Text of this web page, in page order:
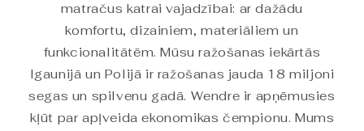
matračus katrai vajadzībai: ar dažādu
komfortu, dizainiem, materiāliem un
funkcionalitātēm. Mūsu ražošanas iekārtās
Igaunijā un Polijā ir ražošanas jauda 18 miljoni
segas un spilvenu gadā. Wendre ir apņēmusies
kļūt par apļveida ekonomikas čempionu. Mums